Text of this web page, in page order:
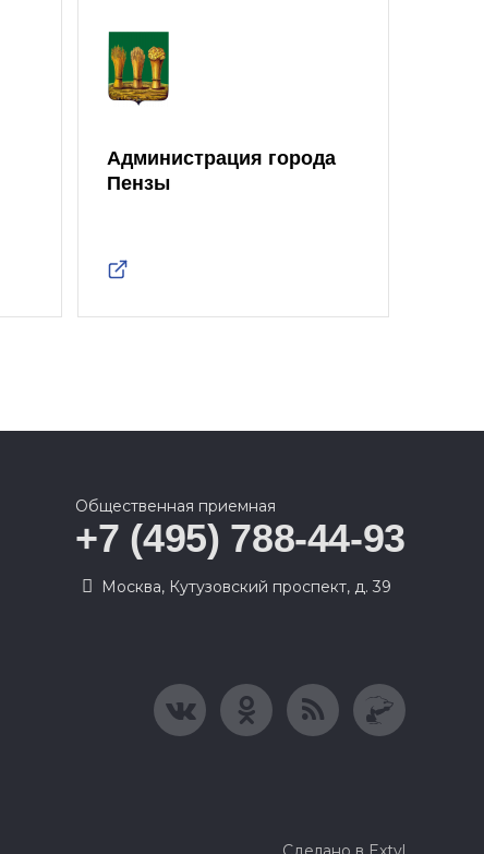
Администрация города
Пензы
Общественная приемная
+7 (495) 788-44-93
Москва, Кутузовский проспект, д. 39